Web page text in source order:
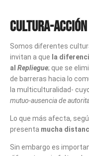
Cultura-
Somos diferentes
invitan a que la
al Repliegue; que se
de barreras hacia lo
la multiculturalidad-
mutuo-ausencia de
Lo que más afecta,
presenta mucha
Sin embargo es